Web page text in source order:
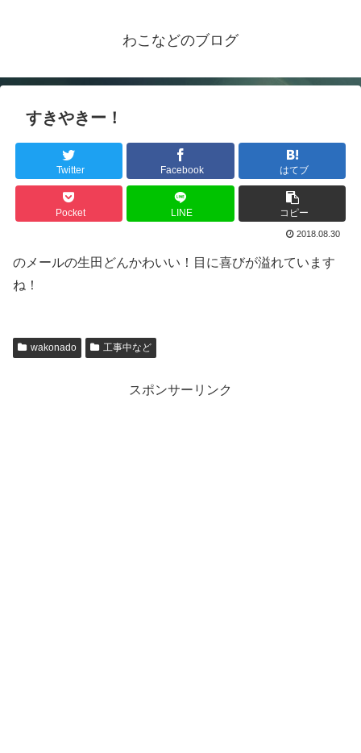
わこなどのブログ
すきやきー！
Twitter Facebook はてブ
Pocket LINE コピー
2018.08.30
のメールの生田どんかわいい！目に喜びが溢れています
ね！
wakonado 工事中など
スポンサーリンク